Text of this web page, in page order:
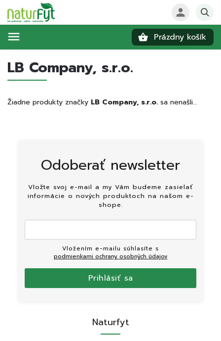
Prázdny košík
LB Company, s.r.o.
Žiadne produkty značky LB Company, s.r.o. sa nenašli...
Odoberať newsletter
Vložte svoj e-mail a my Vám budeme zasielať
informácie o nových produktoch na našom e-
shope.
podmienkami ochrany osobných údajov
Prihlásiť sa
Naturfyt